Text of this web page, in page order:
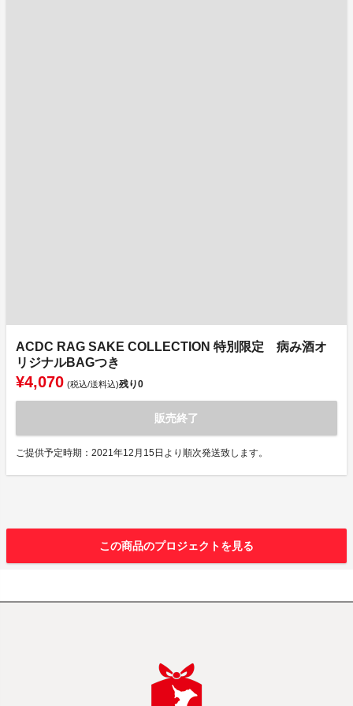
ACDC RAG SAKE COLLECTION 特別限定 病み酒オ
リジナルBAGつき
¥4,070 (税込/送料込)残り0
販売終了
ご提供予定時期：2021年12月15日より順次発送致します。
この商品のプロジェクトを見る